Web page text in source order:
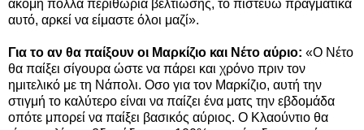
ακόμη πολλά περιθώρια βελτίωσης, το πιστεύω πραγματικά
αυτό, αρκεί να είμαστε όλοι μαζί».
Για το αν θα παίξουν οι Μαρκίζιο και Νέτο αύριο: «Ο Νέτο
θα παίξει σίγουρα ώστε να πάρει και χρόνο πριν τον
ημιτελικό με τη Νάπολι. Οσο για τον Μαρκίζιο, αυτή την
στιγμή το καλύτερο είναι να παίζει ένα ματς την εβδομάδα
οπότε μπορεί να παίξει βασικός αύριος. Ο Κλαούντιο θα